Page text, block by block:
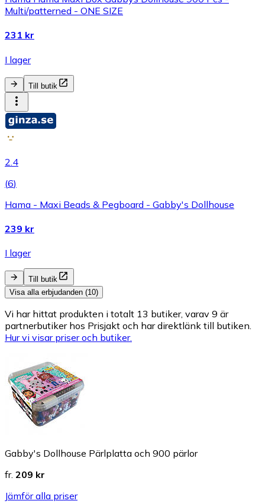
Multi/patterned - ONE SIZE
231 kr
I lager
Till butik
2.4
(6)
Hama - Maxi Beads & Pegboard - Gabby's Dollhouse
239 kr
I lager
Till butik
Visa alla erbjudanden (10)
Vi har hittat produkten i totalt 13 butiker, varav 9 är
partnerbutiker hos Prisjakt och har direktlänk till butiken.
Hur vi visar priser och butiker.
Gabby's Dollhouse Pärlplatta och 900 pärlor
fr. 209 kr
Jämför alla priser